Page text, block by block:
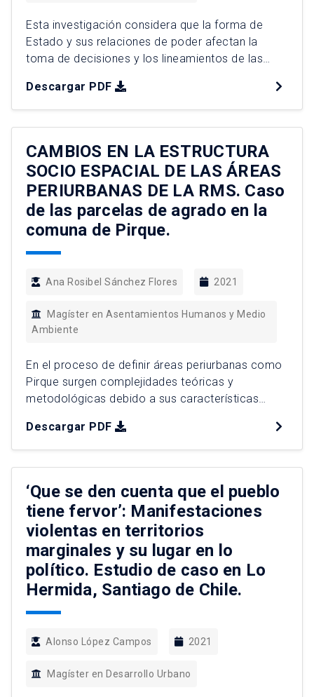
Esta investigación considera que la forma de
Estado y sus relaciones de poder afectan la
toma de decisiones y los lineamientos de las
Estado Unitario, las decisiones gubernamentales
son centralizadas y están a cargo del gobierno
nacional sin el compartimiento de
responsabilidades con otros niveles de gobierno.
En […]
Descargar PDF
CAMBIOS EN LA ESTRUCTURA
SOCIO ESPACIAL DE LAS ÁREAS
PERIURBANAS DE LA RMS. Caso
de las parcelas de agrado en la
comuna de Pirque.
Ana Rosibel Sánchez Flores 2021
Magíster en Asentamientos Humanos y Medio
Ambiente
En el proceso de definir áreas periurbanas como
Pirque surgen complejidades teóricas y
metodológicas debido a sus características
motivo, para la conceptualización del fenómeno
de la periurbanización fue preciso considerar un
enfoque desde la dialéctica espacial-social. Lo
que llevó a comprender su estructura
socioespacial a […]
Descargar PDF
‘Que se den cuenta que el pueblo
tiene fervor’: Manifestaciones
violentas en territorios
marginales y su lugar en lo
político. Estudio de caso en Lo
Hermida, Santiago de Chile.
Alonso López Campos 2021
Magíster en Desarrollo Urbano